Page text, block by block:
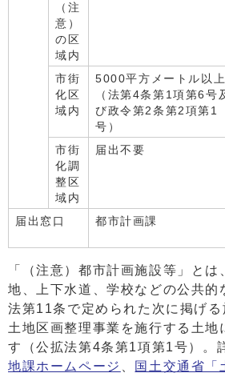
（注
意）
の区
域内
市街
化区
域内
5000平方メートル以上
（法第4条第1項第6号
び政令第2条第2項第1
号）
市街
化調
整区
域内
届出不要
届出窓口 都市計画課
「（注意）都市計画施設等」とは
地、上下水道、学校などの公共的
法第11条で定められた次に掲げる
土地区画整理事業を施行する土地
す（公拡法第4条第1項第1号）。
地課ホームページ
国土交通省「